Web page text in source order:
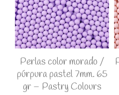
Perlas color morado /
púrpura pastel 7mm. 65
gr – Pastry Colours